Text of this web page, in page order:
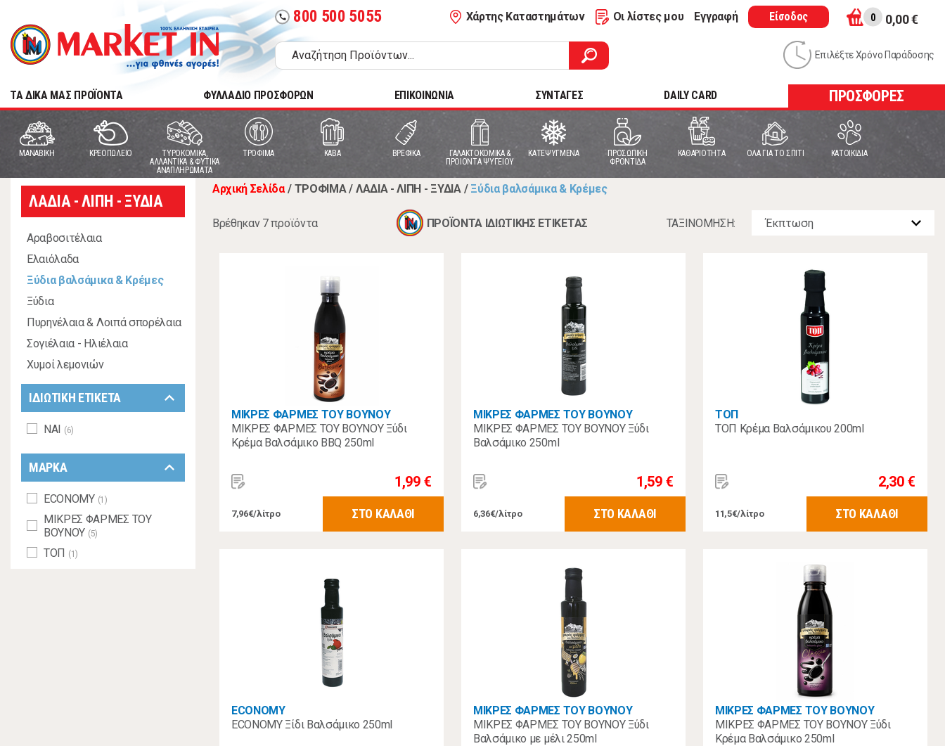
call 800 500 5055 Χάρτης Καταστημάτων Οι λίστες μου Εγγραφή Είσοδος 0 0,00 €
Επιλέξτε Χρόνο Παράδοσης
TA ΔΙΚΑ ΜΑΣ ΠΡΟΪΟΝΤΑ ΦΥΛΛΑΔΙΟ ΠΡΟΣΦΟΡΩΝ ΕΠΙΚΟΙΝΩΝΙΑ ΣΥΝΤΑΓΕΣ DAILY CARD ΠΡΟΣΦΟΡΕΣ
MANABIKH ΚΡΕΟΠΩΛΕΙΟ
ΤΥΡΟΚΟΜΙΚΑ,
ΑΛΛΑΝΤΙΚΑ & ΦΥΤΙΚΑ
ΑΝΑΠΛΗΡΩΜΑΤΑ
ΤΡΟΦΙΜΑ ΚΑΒΑ ΒΡΕΦΙΚΑ
ΓΑΛΑΚΤΟΚΟΜΙΚΑ &
ΠΡΟΙΟΝΤΑ ΨΥΓΕΙΟΥ
ΚΑΤΕΨΥΓΜΕΝΑ
ΠΡΟΣΩΠΙΚΗ
ΦΡΟΝΤΙΔΑ
ΚΑΘΑΡΙΟΤΗΤΑ ΟΛΑ ΓΙΑ ΤΟ ΣΠΙΤΙ ΚΑΤΟΙΚΙΔΙΑ
ΛΑΔΙΑ - ΛΙΠΗ - ΞΥΔΙΑ
Αραβοσιτέλαια
Ελαιόλαδα
Ξύδια βαλσάμικα & Κρέμες
Ξύδια
Πυρηνέλαια & Λοιπά σπορέλαια
Σογιέλαια - Ηλιέλαια
Χυμοί λεμονιών
ΙΔΙΩΤΙΚΗ ΕΤΙΚΕΤΑ keyboard_arrow_down
ΝΑΙ (6)
ΜΑΡΚΑ keyboard_arrow_down
ECONOMY (1)
ΜΙΚΡΕΣ ΦΑΡΜΕΣ ΤΟΥ
ΒΟΥΝΟΥ (5)
ΤΟΠ (1)
Αρχική Σελίδα / ΤΡΟΦΙΜΑ / ΛΑΔΙΑ - ΛΙΠΗ - ΞΥΔΙΑ / Ξύδια βαλσάμικα & Κρέμες
Βρέθηκαν 7 προϊόντα ΠΡΟΪΟΝΤΑ ΙΔΙΩΤΙΚΗΣ ΕΤΙΚΕΤΑΣ ΤΑΞΙΝOΜΗΣΗ:
ΜΙΚΡΕΣ ΦΑΡΜΕΣ ΤΟΥ ΒΟΥΝΟΥ
ΜΙΚΡΕΣ ΦΑΡΜΕΣ ΤΟΥ ΒΟΥΝΟΥ Ξύδι
Κρέμα Βαλσάμικο BBQ 250ml
1,99 €
7,96€/λίτρο ΣΤΟ ΚΑΛΑΘΙ
ΜΙΚΡΕΣ ΦΑΡΜΕΣ ΤΟΥ ΒΟΥΝΟΥ
ΜΙΚΡΕΣ ΦΑΡΜΕΣ ΤΟΥ ΒΟΥΝΟΥ Ξύδι
Βαλσάμικο 250ml
1,59 €
6,36€/λίτρο ΣΤΟ ΚΑΛΑΘΙ
ΤΟΠ
ΤΟΠ Κρέμα Βαλσάμικου 200ml
2,30 €
11,5€/λίτρο ΣΤΟ ΚΑΛΑΘΙ
ECONOMY
ECONOMY Ξίδι Βαλσάμικο 250ml
ΜΙΚΡΕΣ ΦΑΡΜΕΣ ΤΟΥ ΒΟΥΝΟΥ
ΜΙΚΡΕΣ ΦΑΡΜΕΣ ΤΟΥ ΒΟΥΝΟΥ Ξύδι
Βαλσάμικο με μέλι 250ml
ΜΙΚΡΕΣ ΦΑΡΜΕΣ ΤΟΥ ΒΟΥΝΟΥ
ΜΙΚΡΕΣ ΦΑΡΜΕΣ ΤΟΥ ΒΟΥΝΟΥ Ξύδι
Κρέμα Βαλσάμικο 250ml